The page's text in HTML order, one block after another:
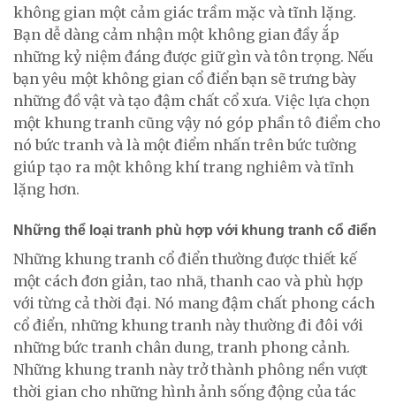
không gian một cảm giác trầm mặc và tĩnh lặng.
Bạn dễ dàng cảm nhận một không gian đầy ắp
những kỷ niệm đáng được giữ gìn và tôn trọng. Nếu
bạn yêu một không gian cổ điển bạn sẽ trưng bày
những đồ vật và tạo đậm chất cổ xưa. Việc lựa chọn
một khung tranh cũng vậy nó góp phần tô điểm cho
nó bức tranh và là một điểm nhấn trên bức tường
giúp tạo ra một không khí trang nghiêm và tĩnh
lặng hơn.
Những thể loại tranh phù hợp với khung tranh cổ điển
Những khung tranh cổ điển thường được thiết kế
một cách đơn giản, tao nhã, thanh cao và phù hợp
với từng cả thời đại. Nó mang đậm chất phong cách
cổ điển, những khung tranh này thường đi đôi với
những bức tranh chân dung, tranh phong cảnh.
Những khung tranh này trở thành phông nền vượt
thời gian cho những hình ảnh sống động của tác